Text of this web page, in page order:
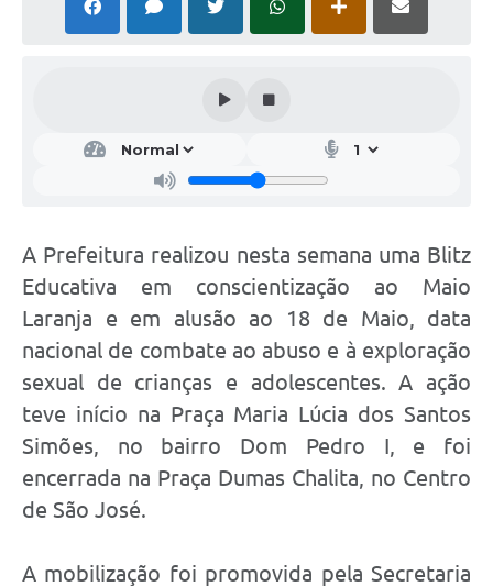
A Prefeitura realizou nesta semana uma Blitz
Educativa em conscientização ao Maio
Laranja e em alusão ao 18 de Maio, data
nacional de combate ao abuso e à exploração
sexual de crianças e adolescentes. A ação
teve início na Praça Maria Lúcia dos Santos
Simões, no bairro Dom Pedro I, e foi
encerrada na Praça Dumas Chalita, no Centro
de São José.
A mobilização foi promovida pela Secretaria